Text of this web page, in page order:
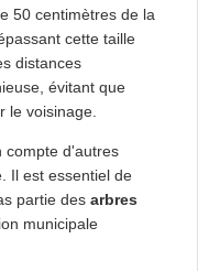
50 centimètres de la
cette taille
distances
évitant que
le voisinage.
compte d'autres
Il est essentiel de
partie des arbres
municipale